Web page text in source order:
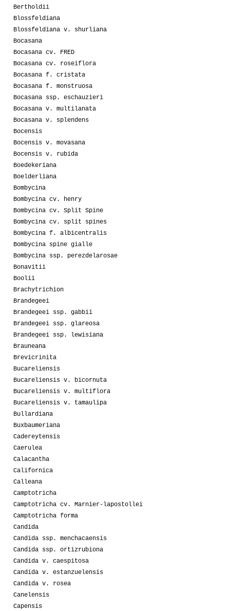
Bertholdii
Blossfeldiana
Blossfeldiana v. shurliana
Bocasana
Bocasana cv. FRED
Bocasana cv. roseiflora
Bocasana f. cristata
Bocasana f. monstruosa
Bocasana ssp. eschauzieri
Bocasana v. multilanata
Bocasana v. splendens
Bocensis
Bocensis v. movasana
Bocensis v. rubida
Boedekeriana
Boelderliana
Bombycina
Bombycina cv. henry
Bombycina cv. Split Spine
Bombycina cv. split spines
Bombycina f. albicentralis
Bombycina spine gialle
Bombycina ssp. perezdelarosae
Bonavitii
Boolii
Brachytrichion
Brandegeei
Brandegeei ssp. gabbii
Brandegeei ssp. glareosa
Brandegeei ssp. lewisiana
Brauneana
Brevicrinita
Bucareliensis
Bucareliensis v. bicornuta
Bucareliensis v. multiflora
Bucareliensis v. tamaulipa
Bullardiana
Buxbaumeriana
Cadereytensis
Caerulea
Calacantha
Californica
Calleana
Camptotricha
Camptotricha cv. Marnier-lapostollei
Camptotricha forma
Candida
Candida ssp. menchacaensis
Candida ssp. ortizrubiona
Candida v. caespitosa
Candida v. estanzuelensis
Candida v. rosea
Canelensis
Capensis